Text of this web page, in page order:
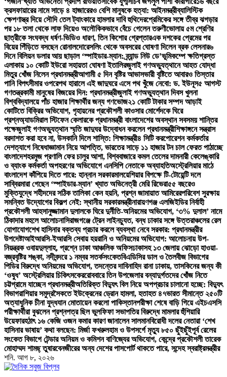
ক্রসফায়ারের নামে সাড়ে ৪ হাজারেরও বেশি মানুষকে হত্যা: আইনমন্ত্রীব্যালিস্টিক
ক্ষেপণাস্ত্র দিয়ে সৌদি তেল ট্যাংকারে হামলার দাবি হুথিদেরপ্রেমিকের সঙ্গে তীব্র ঝগড়ার
পর ১৮ তলা থেকে লাফ দিয়েও অলৌকিকভাবে বেঁচে গেলেন তরুণীভোলায় ৫ম শ্রেণির
ছাত্রীকে সংঘবদ্ধ ধর্ষণ-ভিডিও ধারণ, তিন কিশোর গ্রেপ্তারএক দশকের প্রেমের পর
বিয়ের পিঁড়িতে বসছেন রোনালদোরেসলিং থেকে অবসরের ঘোষণা দিলেন ব্রক লেসনার৬
দিনে বিলিয়ন ডলার আয় ছাড়াল ‘স্পাইডার-ম্যান: ব্র্যান্ড নিউ ডে’ভূমিকম্পে ক্ষতিগ্রস্ত
এলাকায় ১০ কোটি ইউরো সহায়তা ঘোষণা ইতালিরজুলাই গণঅভ্যুত্থানে আহত যোদ্ধা
মিতুর খোঁজ নিলেন প্রধানমন্ত্রীআগামী ৫ দিন বৃষ্টির আভাসভারী বৃষ্টিতে আবারও তিস্তার
পানি বিপৎসীমার ওপরেপথ হারালে এই জাদুঘরে এসে পথ খুঁজে নেবো: ড. ইউনূস৫ আগস্ট
গণতন্ত্রকামী মানুষের বিজয়ের দিন: প্রধানমন্ত্রীজুলাই গণঅভ্যুত্থান দিবস খুলনা
বিশ্ববিদ্যালয়ে পাঁচ হাজার শিক্ষার্থীর জন্য গণভোজ২১ কোটি টাকার সম্পদ আড়াই
কোটিতে বিক্রির অভিযোগ, গৃহায়নের প্রকৌশলী কাওসার মোর্শেদকে ঘিরে
প্রশ্নঅ্যাডমিরাল স্টিফেন কেলারকে প্রধানমন্ত্রী বাংলাদেশের অবস্থান সবসময় শান্তির
পক্ষেজুলাই গণঅভ্যুত্থান স্মৃতি জাদুঘর উদ্বোধন করলেন প্রধানমন্ত্রীশিক্ষাঙ্গনে সন্ত্রাস
বরদাশত করা হবে না, উসকানি দিলে শাস্তি: শিক্ষামন্ত্রী৪ সিটি করপোরেশন কর্মকর্তার
দেশত্যাগে নিষেধাজ্ঞামান নিয়ে আপত্তি, ভারতের সাড়ে ১১ হাজার টন চাল ফেরত পাঠাচ্ছে
বাংলাদেশহরমুজ প্রণালি ফের চালুর আশা, বিশ্ববাজারে কমল তেলের দামনারী কেলেঙ্কারি
ও ব্যাংক কর্মকর্তা অপহরণের অভিযোগে এনসিপি নেতাকে অব্যাহতিঅস্ট্রেলিয়ার মাঠে
বাংলাদেশ কাঁপিয়ে দিতে পারে: হান্নান সরকারমালয়েশিয়ার বিপক্ষে টি-টোয়েন্টি দলে
সাব্বিরমারা গেছেন ‘স্পাইডার-ম্যান’ খ্যাত অভিনেত্রী মেরি রিভেরা৫৫ বছরেও
মুক্তিযুদ্ধে শহীদদের সঠিক তালিকা কেন হয়নি, প্রশ্ন জামায়াত আমিরেরপরিবেশ সুরক্ষায়
সমন্বিত উদ্যোগের বিকল্প নেই: স্থানীয় সরকারমন্ত্রীনারায়ণগঞ্জ এলজিইডির নির্বাহী
প্রকৌশলী আহসানুজ্জামান দুলালকে ঘিরে দুর্নীতি-অনিয়মের অভিযোগ, ‘৩% দুলাল’ নামে
ঠিকাদার মহলে আলোচনাসিরাজগঞ্জে ট্রেন লাইনচ্যুত, বন্ধ ঢাকার সঙ্গে উত্তরাঞ্চলের রেল
যোগাযোগশেখ হাসিনার বক্তব্য প্রচার করলে ব্যবস্থা নেবে সরকার: প্রধানমন্ত্রীর
উপদেষ্টাআইআরসি-ইআরসি সেবায় হয়রানি ও অনিয়মের অভিযোগ: আলোচনায় উপ-
নিয়ন্ত্রক ওবায়দুল্লাহ, প্রশ্নে ঢাকা আঞ্চলিক অফিসঢাকাসহ ১৩ জেলায় ঝোড়ো হাওয়া-
বজ্রবৃষ্টির শঙ্কা, নদীবন্দরে ১ নম্বর সতর্কসংকেতবিএডিসির ডাল ও তৈলবীজ বিভাগের
পিডির বিরুদ্ধে অনিয়মের অভিযোগ, তদন্তের দাবিনাহিদ রানা ঢাকায়, তাসকিনের জন্য কী
‘ওষুধ’ অস্ট্রেলিয়ার চিকিৎসকেররোববারে তিন উপজেলার বন্যাদুর্গতদের খোঁজ নিতে
চট্টগ্রামে যাচ্ছেন প্রধানমন্ত্রীঅতিরিক্ত বিদ্যুৎ বিল নিয়ে অপপ্রচার চালানো হচ্ছে: বিদ্যুৎ
বিভাগরাশিয়ার সমুদ্রসৈকতে ইউক্রেনের ড্রোন হামলা, হতাহত ৪৭ভারত সীমান্তে ২৫০টি
অত্যাধুনিক চীনা যুদ্ধযান মোতায়েন করলো পাকিস্তানপরীক্ষা শেষে বাড়ি গিয়ে এইচএসসি
পরীক্ষার্থীরা বুঝলেন প্রশ্নপত্র ছিল ভুলফিফা সভাপতির বিরুদ্ধে মামলার হুঁশিয়ারি
উয়েফারহঠাৎ ১৬ কেজি ওজন কমার কারণ জানালেন সালমানবিরোধী দলের নেতারা ‘শেখ
হাসিনার ভাষায়’ কথা বলছেন: মির্জা ফখরুলহাম ও উপসর্গে মৃত্যু ৮৫০ ছুঁইছুঁইপূর্ব রেলের
সংকেত বিভাগে টেন্ডার অনিয়ম ও কমিশন বাণিজ্যের অভিযোগ, কেন্দ্রে প্রকৌশলী তারেক
মোহাম্মদ শামছ্ তুষারবেনজীরের অন্য দেশের পাসপোর্ট থাকতে পারে, সন্দেহ স্বরাষ্ট্রমন্ত্রীর
শনি. আগ ৮, ২০২৬